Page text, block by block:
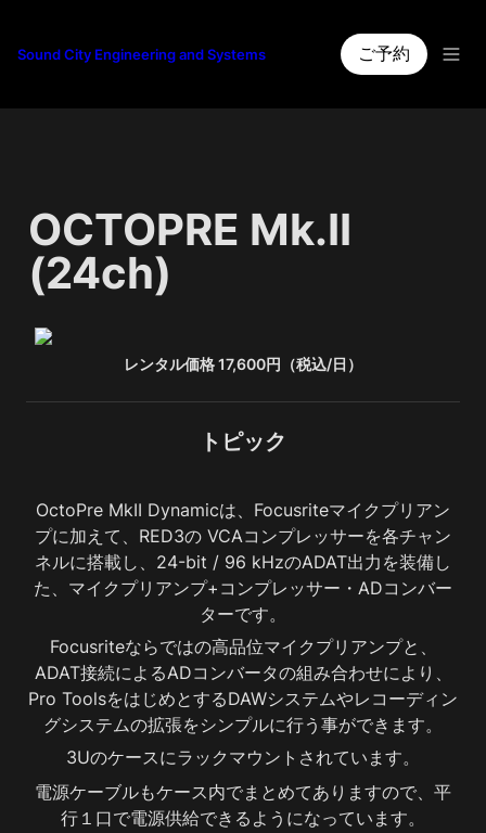
Sound City Engineering and Systems ご予約
OCTOPRE Mk.II
(24ch)
レンタル価格 17,600円（税込/日）
トピック
OctoPre MkII Dynamicは、Focusriteマイクプリアン
プに加えて、RED3の VCAコンプレッサーを各チャン
ネルに搭載し、24-bit / 96 kHzのADAT出力を装備し
た、マイクプリアンプ+コンプレッサー・ADコンバー
ターです。
Focusriteならではの高品位マイクプリアンプと、
ADAT接続によるADコンバータの組み合わせにより、
Pro ToolsをはじめとするDAWシステムやレコーディン
グシステムの拡張をシンプルに行う事ができます。
3Uのケースにラックマウントされています。
電源ケーブルもケース内でまとめてありますので、平
行１口で電源供給できるようになっています。